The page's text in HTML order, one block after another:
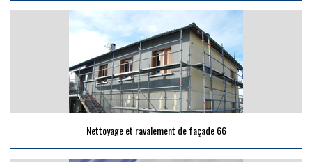
Nettoyage et ravalement de façade 66